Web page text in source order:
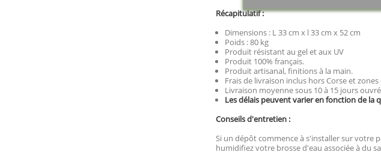
Récapitulatif :
Dimensions : L 33 cm x l 33 cm x 52 cm
Poids : 80 kg
Produit résistant au gel et aux UV
Produit 100% français.
Produit artisanal, finitions à la main.
Frais de livraison inclus hors Corse et
Livraison moyenne sous 10 à 15 jours
Les délais peuvent varier en fonction de la
Conseils d'entretien :
Si un dépôt commence à s'installer sur votre
humidifiez votre brosse d'eau associée à du